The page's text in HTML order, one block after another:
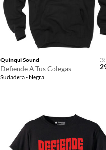
Quinqui Sound
Defiende A Tus Colegas
Sudadera - Negra
El